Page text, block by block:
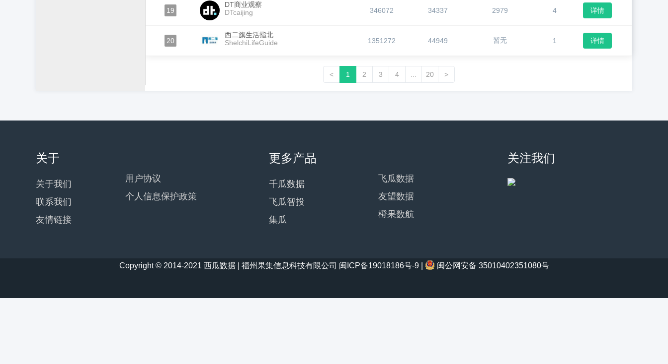
19
DT商业观察
DTcaijing
346072 34337 2979 4 详情
20
西二旗生活指北
ShelchiLifeGuide
1351272 44949 暂无 1 详情
< 1 2 3 4 20 >
关于
关于我们
联系我们
友情链接
用户协议
个人信息保护政策
更多产品
千瓜数据
飞瓜智投
集瓜
飞瓜数据
友望数据
橙果数航
关注我们
Copyright © 2014-2021 西瓜数据 | 福州果集信息科技有限公司 闽ICP备19018186号-9 闽公网安备 35010402351080号